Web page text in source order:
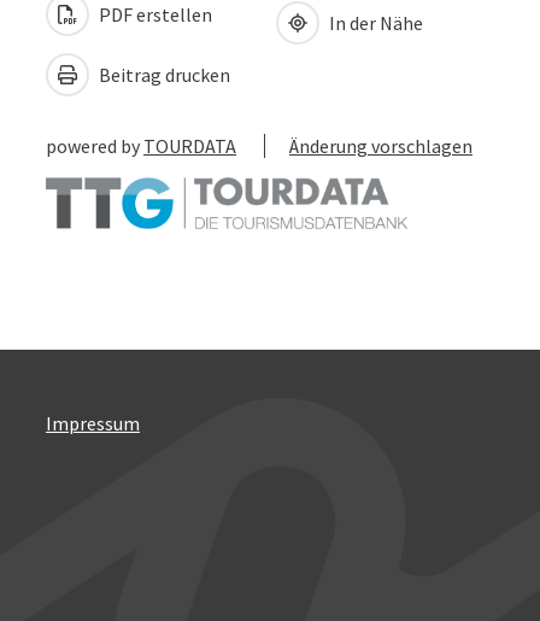
PDF erstellen
Beitrag drucken
In der Nähe
powered by TOURDATA Änderung vorschlagen
Impressum